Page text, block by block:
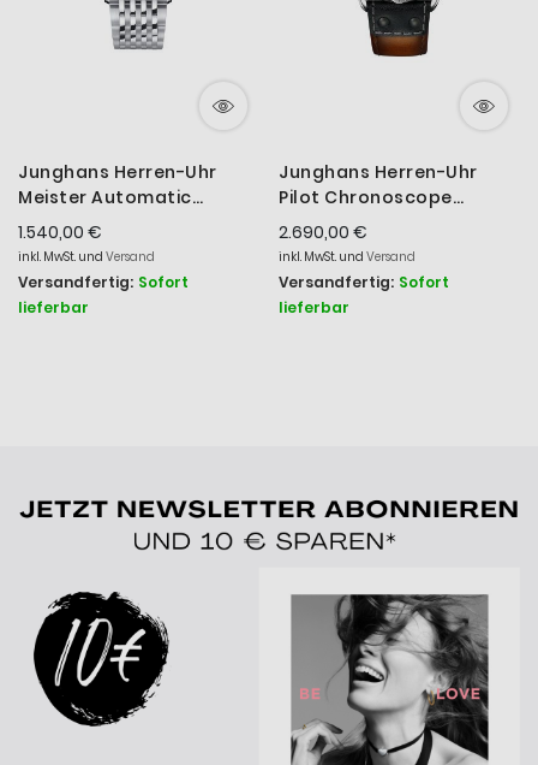
Junghans Herren-Uhr
Meister Automatic
Edelstahl-Armband
27/4417.46
1.540,00 €
inkl. MwSt. und Versand
Versandfertig: Sofort
lieferbar
Junghans Herren-Uhr
Pilot Chronoscope
Automatikwerk Leder-
Armband 27/3493.00
2.690,00 €
inkl. MwSt. und Versand
Versandfertig: Sofort
lieferbar